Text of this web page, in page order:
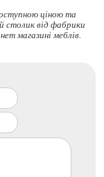
ціною та
столиквід фабрики
магазині меблів.